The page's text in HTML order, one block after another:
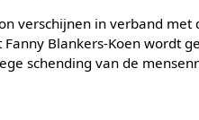
verschijnen in verband
Blankers-Koen wordt
schending van de